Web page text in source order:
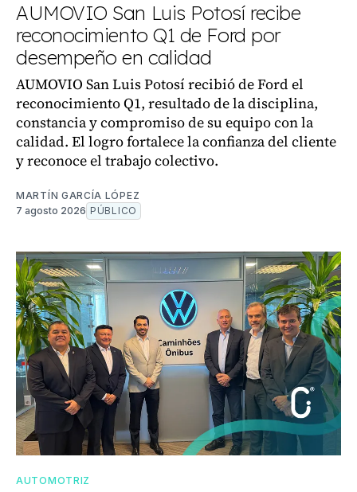
AUMOVIO San Luis Potosí recibe
reconocimiento Q1 de Ford por
desempeño en calidad
AUMOVIO San Luis Potosí recibió de Ford el
reconocimiento Q1, resultado de la disciplina,
constancia y compromiso de su equipo con la
calidad. El logro fortalece la confianza del cliente
y reconoce el trabajo colectivo.
MARTÍN GARCÍA LÓPEZ
7 agosto 2026 PÚBLICO
AUTOMOTRIZ